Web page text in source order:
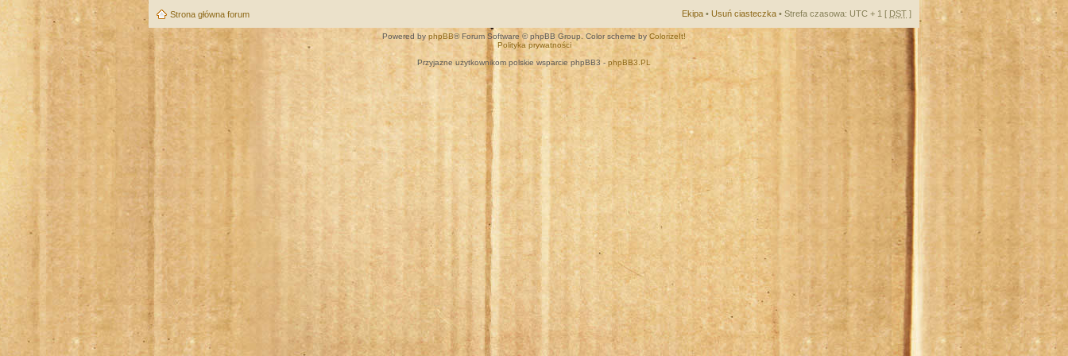
Strona główna forum Ekipa • Usuń ciasteczka • Strefa czasowa: UTC + 1 [ DST ]
Powered by phpBB® Forum Software © phpBB Group. Color scheme by ColorizeIt!
Polityka prywatności
Przyjazne użytkownikom polskie wsparcie phpBB3 - phpBB3.PL